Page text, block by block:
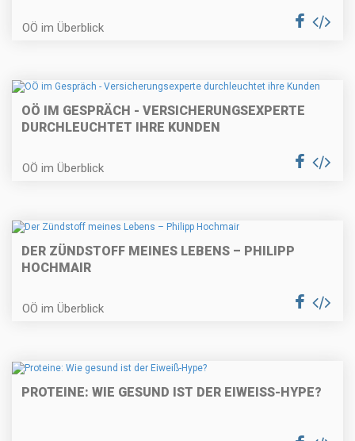
OÖ im Überblick
OÖ IM GESPRÄCH - VERSICHERUNGSEXPERTE
DURCHLEUCHTET IHRE KUNDEN
OÖ im Überblick
DER ZÜNDSTOFF MEINES LEBENS – PHILIPP
HOCHMAIR
OÖ im Überblick
PROTEINE: WIE GESUND IST DER EIWEISS-HYPE?